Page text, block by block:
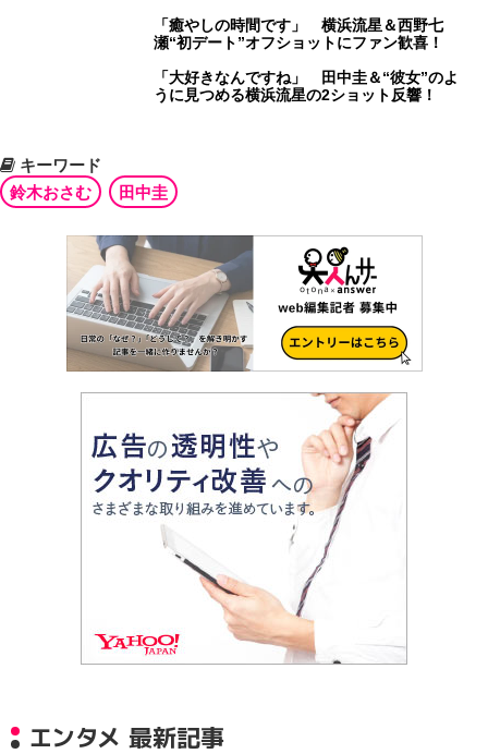
「癒やしの時間です」 横浜流星＆西野七
瀬“初デート”オフショットにファン歓喜！
「大好きなんですね」 田中圭＆“彼女”のよ
うに見つめる横浜流星の2ショット反響！
キーワード
鈴木おさむ
田中圭
エンタメ 最新記事